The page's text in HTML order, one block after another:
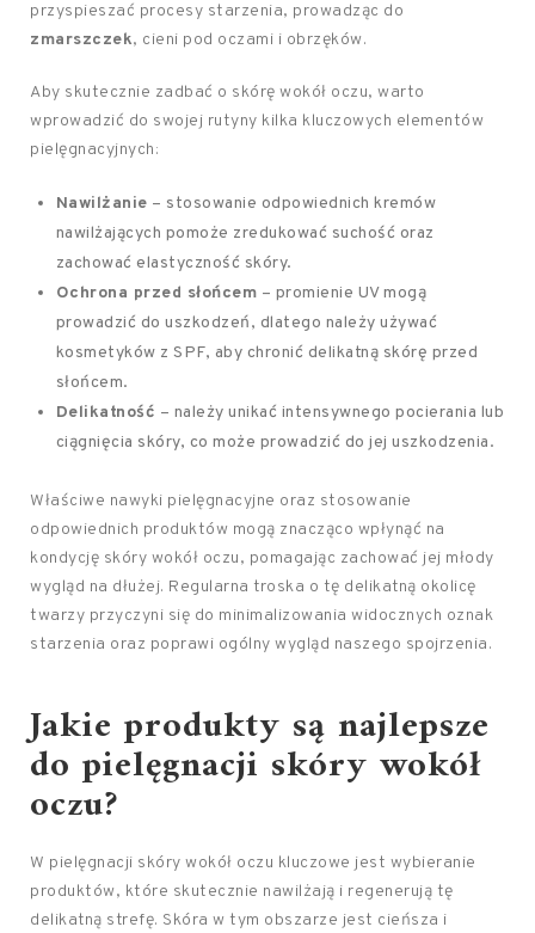
przyspieszać procesy starzenia, prowadząc do
zmarszczek, cieni pod oczami i obrzęków.
Aby skutecznie zadbać o skórę wokół oczu, warto
wprowadzić do swojej rutyny kilka kluczowych elementów
pielęgnacyjnych:
Nawilżanie – stosowanie odpowiednich kremów
nawilżających pomoże zredukować suchość oraz
zachować elastyczność skóry.
Ochrona przed słońcem – promienie UV mogą
prowadzić do uszkodzeń, dlatego należy używać
kosmetyków z SPF, aby chronić delikatną skórę przed
słońcem.
Delikatność – należy unikać intensywnego pocierania lub
ciągnięcia skóry, co może prowadzić do jej uszkodzenia.
Właściwe nawyki pielęgnacyjne oraz stosowanie
odpowiednich produktów mogą znacząco wpłynąć na
kondycję skóry wokół oczu, pomagając zachować jej młody
wygląd na dłużej. Regularna troska o tę delikatną okolicę
twarzy przyczyni się do minimalizowania widocznych oznak
starzenia oraz poprawi ogólny wygląd naszego spojrzenia.
Jakie produkty są najlepsze
do pielęgnacji skóry wokół
oczu?
W pielęgnacji skóry wokół oczu kluczowe jest wybieranie
produktów, które skutecznie nawilżają i regenerują tę
delikatną strefę. Skóra w tym obszarze jest cieńsza i